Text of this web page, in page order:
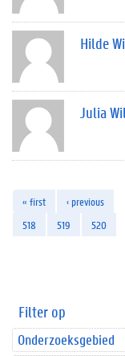
Hilde
Julia
« first ‹ previous
518
519 520
Filter op
Onderzoeksgebied